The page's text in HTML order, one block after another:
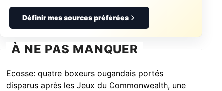
Définir mes sources préférées
À NE PAS MANQUER
Ecosse: quatre boxeurs ougandais portés
disparus après les Jeux du Commonwealth, une